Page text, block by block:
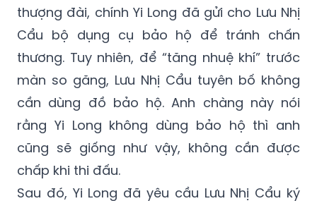
thượng đài, chính Yi Long đã gửi cho Lưu Nhị
Cẩu bộ dụng cụ bảo hộ để tránh chấn
thương. Tuy nhiên, để “tăng nhuệ khí” trước
màn so găng, Lưu Nhị Cẩu tuyên bố không
cần dùng đồ bảo hộ. Anh chàng này nói
rằng Yi Long không dùng bảo hộ thì anh
cũng sẽ giống như vậy, không cần được
chấp khi thi đấu.
Sau đó, Yi Long đã yêu cầu Lưu Nhị Cẩu ký